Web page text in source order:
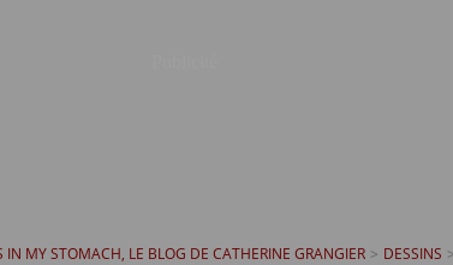
IN MY STOMACH, LE BLOG DE CATHERINE GRANGIER > DESSINS >